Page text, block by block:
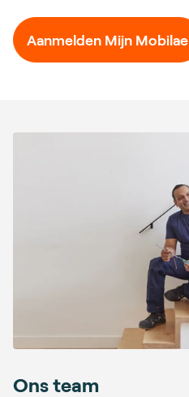
Aanmelden Mijn Mobilae
Ons team